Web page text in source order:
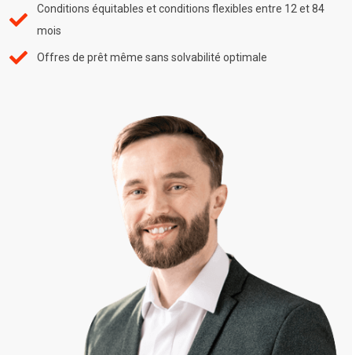
Conditions équitables et conditions flexibles entre 12 et 84
mois
Offres de prêt même sans solvabilité optimale